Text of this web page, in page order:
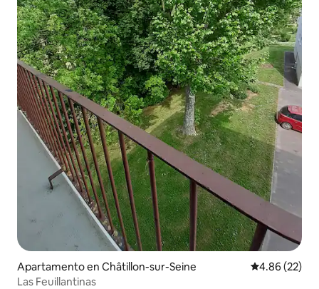
Apartamento en Châtillon-sur-Seine Calificación
4.86 (22)
Las Feuillantinas